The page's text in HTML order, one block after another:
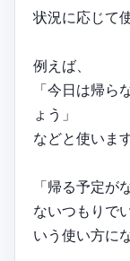
状況に応じて
例えば、
「今日は帰ら
ょう」
などと使います
「帰る予定が
ないつもりで
いう使い方に